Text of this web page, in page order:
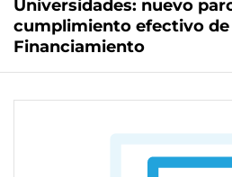
Universidades: nuevo
cumplimiento efectivo de
Financiamiento